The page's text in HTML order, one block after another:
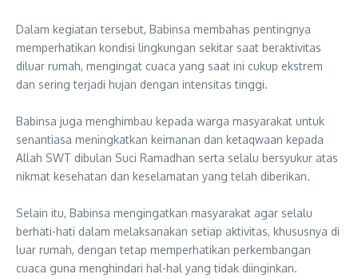
‎Dalam kegiatan tersebut, Babinsa membahas pentingnya
memperhatikan kondisi lingkungan sekitar saat beraktivitas
diluar rumah, mengingat cuaca yang saat ini cukup ekstrem
dan sering terjadi hujan dengan intensitas tinggi.
‎Babinsa juga menghimbau kepada warga masyarakat untuk
senantiasa meningkatkan keimanan dan ketaqwaan kepada
Allah SWT dibulan Suci Ramadhan serta selalu bersyukur atas
nikmat kesehatan dan keselamatan yang telah diberikan.
‎Selain itu, Babinsa mengingatkan masyarakat agar selalu
berhati-hati dalam melaksanakan setiap aktivitas, khususnya di
luar rumah, dengan tetap memperhatikan perkembangan
cuaca guna menghindari hal-hal yang tidak diinginkan.